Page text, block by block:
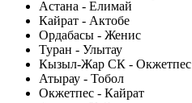
Астана - Елимай
Кайрат - Актобе
Ордабасы - Женис
Туран - Улытау
Кызыл-Жар СК - Окжетпес
Атырау - Тобол
Окжетпес - Кайрат